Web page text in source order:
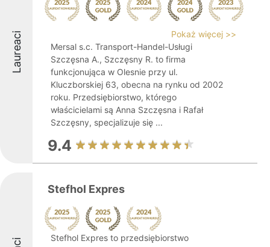
Laureaci
Pokaż więcej >>
Mersal s.c. Transport-Handel-Usługi
Szczęsna A., Szczęsny R. to firma
funkcjonująca w Olesnie przy ul.
Kluczborskiej 63, obecna na rynku od 2002
roku. Przedsiębiorstwo, którego
właścicielami są Anna Szczęsna i Rafał
Szczęsny, specjalizuje się ...
9.4
Stefhol Expres
Stefhol Expres to przedsiębiorstwo